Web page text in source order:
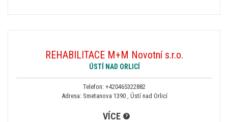
REHABILITACE M+M Novotní s.r.o.
ÚSTÍ NAD ORLICÍ
Telefon: +420465322882
Adresa: Smetanova 1390 , Ústí nad Orlicí
VÍCE